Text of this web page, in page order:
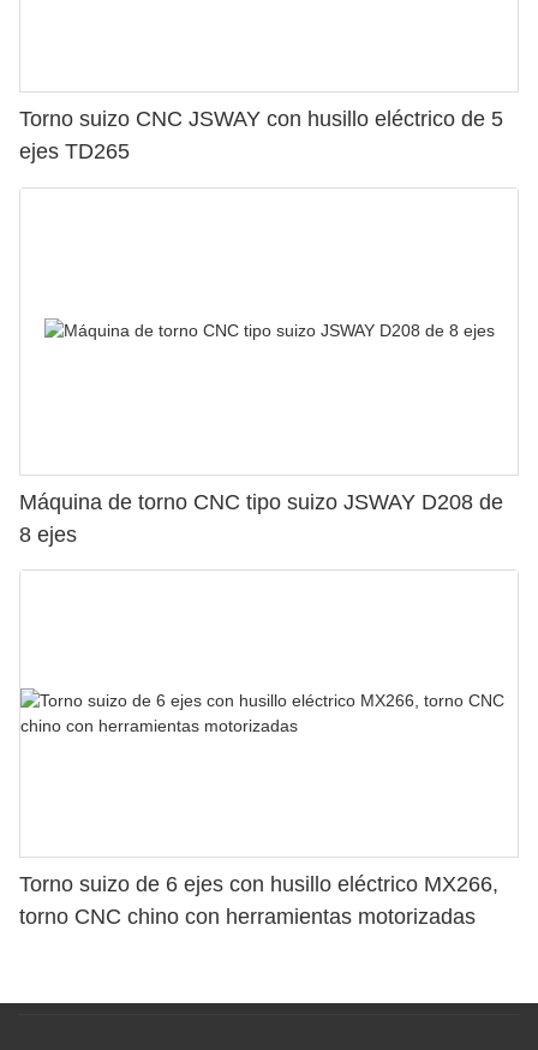
Torno suizo CNC JSWAY con husillo eléctrico de 5
ejes TD265
Máquina de torno CNC tipo suizo JSWAY D208 de
8 ejes
Torno suizo de 6 ejes con husillo eléctrico MX266,
torno CNC chino con herramientas motorizadas